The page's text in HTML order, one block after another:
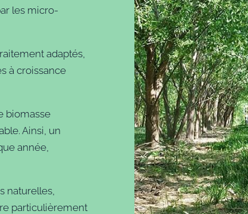
les micro-
adaptés,
à croissance
biomasse
Ainsi, un
année,
naturelles,
particulièrement